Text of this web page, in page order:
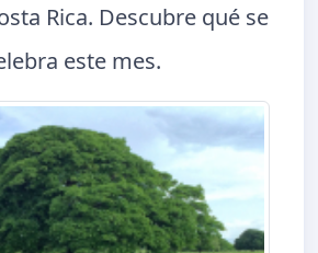
Rica. Descubre qué se
este mes.